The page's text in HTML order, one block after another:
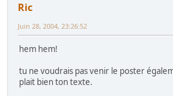
Ric
Juin 28, 2004, 23:26:52
hem hem!
tu ne voudrais pas venir le poster
plait bien ton texte.